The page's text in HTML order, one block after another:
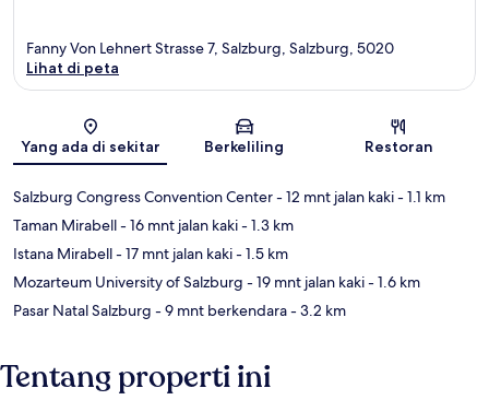
Peta
Fanny Von Lehnert Strasse 7, Salzburg, Salzburg, 5020
Lihat di peta
Yang ada di sekitar Berkeliling Restoran
Salzburg Congress Convention Center- 12 mnt jalan kaki- 1.1 km
Taman Mirabell- 16 mnt jalan kaki- 1.3 km
Istana Mirabell- 17 mnt jalan kaki- 1.5 km
Mozarteum University of Salzburg - 19 mnt jalan kaki- 1.6 km
Pasar Natal Salzburg - 9 mnt berkendara- 3.2 km
Tentang properti ini